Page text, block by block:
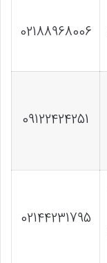
02188968006
09122424251
02144231795